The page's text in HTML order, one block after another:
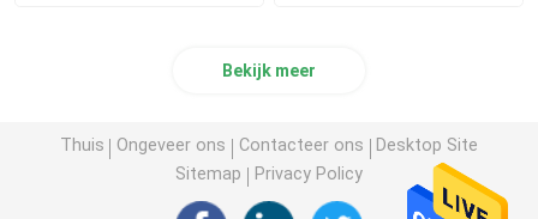
Bekijk meer
Thuis Ongeveer ons Contacteer ons
Desktop Site
Sitemap
Privacy Policy